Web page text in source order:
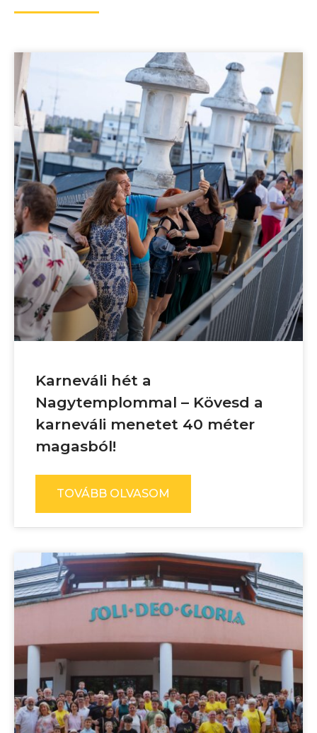
Karneváli hét a
Nagytemplommal – Kövesd a
karneváli menetet 40 méter
magasból!
TOVÁBB OLVASOM